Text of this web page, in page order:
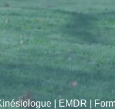
| EMDR |